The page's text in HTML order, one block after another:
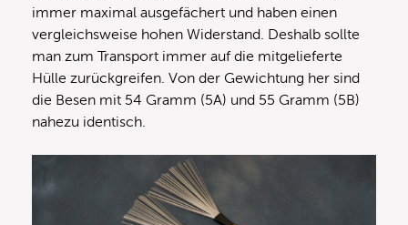
immer maximal ausgefächert und haben einen
vergleichsweise hohen Widerstand. Deshalb sollte
man zum Transport immer auf die mitgelieferte
Hülle zurückgreifen. Von der Gewichtung her sind
die Besen mit 54 Gramm (5A) und 55 Gramm (5B)
nahezu identisch.